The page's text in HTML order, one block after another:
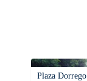
Plaza Dorrego